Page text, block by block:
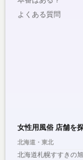
よくある質問
女性用風俗 店舗を
北海道・東北
北海道札幌すすきの